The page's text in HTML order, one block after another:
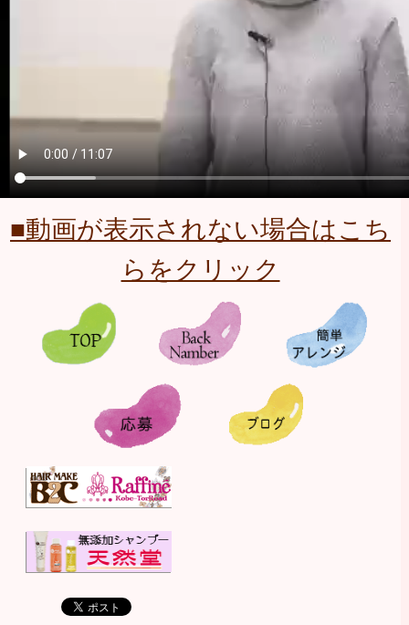
■動画が表示されない場合はこち
らをクリック